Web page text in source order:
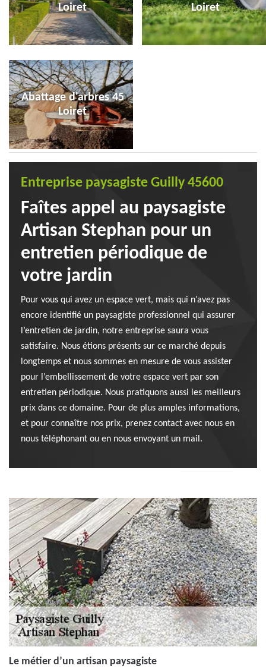
Loiret
Loiret
Abattage d'arbres 45
Loiret
Entreprise paysagiste Guilly 45600
Faîtes appel au paysagiste
Artisan Stephan pour un
entretien périodique de
votre jardin
Pour vous qui avez un espace vert, mais qui n’avez pas
encore identifié un paysagiste professionnel qui assurer
l’entretien de jardin, notre entreprise saura vous
satisfaire. Nous étions présents sur ce marché depuis
longtemps et nous sommes en mesure de vous assister
pour l’embellissement de votre espace vert par son
entretien périodique. Nous pratiquons aussi les meilleurs
prix dans ce domaine. Pour de plus amples informations,
et pour connaître nos prix, prenez contact avec nous en
nous téléphonant ou en nous envoyant un mail.
Le métier d’un artisan paysagiste